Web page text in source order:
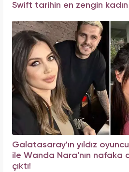
Swift tarihin en zengin
Galatasaray'ın yıldız
ile Wanda Nara'nın nafaka
çıktı!